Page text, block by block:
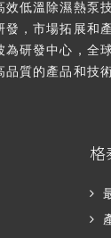
效低溫除濕熱泵
發，市場拓展和
為研發中心，全
品質的產品和技
格